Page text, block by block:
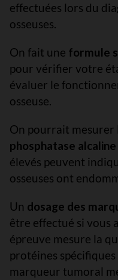
effectuées lors du
osseuses.
On fait une formule
pour vérifier votre
évaluer le
osseuse.
On pourrait mesurer
phosphatase alcaline
élevés peuvent
osseuses ont
Un dosage des
être effectué si vous
épreuve mesure la
protéines
marqueur tumoral